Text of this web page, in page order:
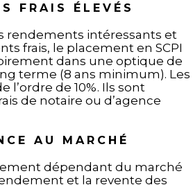
FRAIS ÉLEVÉS
rendements intéressants et
frais, le placement en SCPI
dans une optique de
terme (8 ans minimum). Les
l’ordre de 10%. Ils sont
de notaire ou d’agence
AU MARCHÉ
dépendant du marché
et la revente des